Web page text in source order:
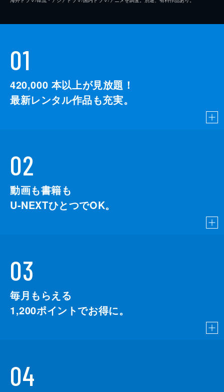
01
420,000 本以上が見放題！
最新レンタル作品も充実。
02
動画も書籍も
U-NEXTひとつでOK。
03
毎月もらえる
1,200ポイントでお得に。
04